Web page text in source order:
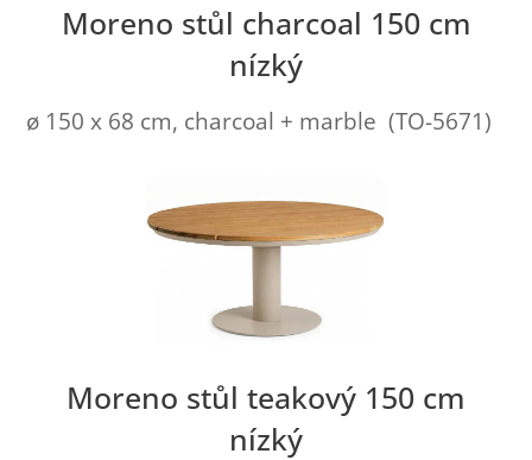
Moreno stůl charcoal 150 cm
nízký
ø 150 x 68 cm, charcoal + marble (TO-5671)
Moreno stůl teakový 150 cm
nízký